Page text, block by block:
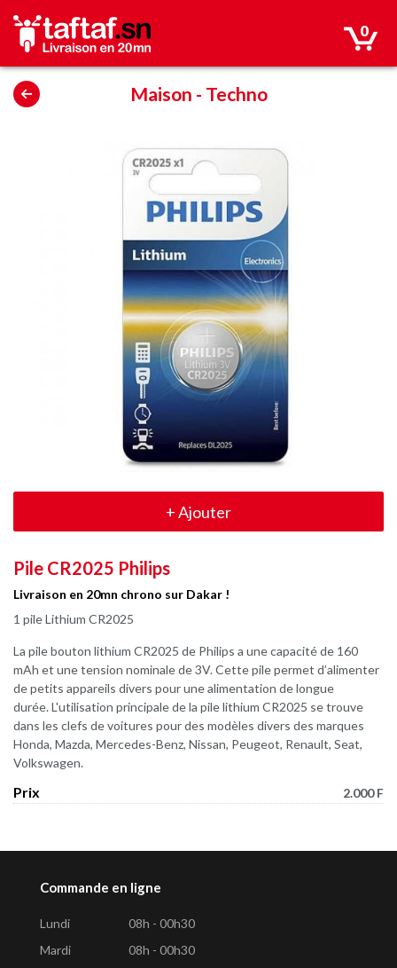
0
Maison - Techno
+Ajouter
Pile CR2025 Philips
Livraison en 20mn chrono sur Dakar !
1 pile Lithium CR2025
La pile bouton lithium CR2025 de Philips a une capacité de 160
mAh et une tension nominale de 3V. Cette pile permet d’alimenter
de petits appareils divers pour une alimentation de longue
durée. L'utilisation principale de la pile lithium CR2025 se trouve
dans les clefs de voitures pour des modèles divers des marques
Honda, Mazda, Mercedes-Benz, Nissan, Peugeot, Renault, Seat,
Volkswagen.
Prix 2.000 F
Commande en ligne
Lundi
08h - 00h30
Mardi
08h - 00h30